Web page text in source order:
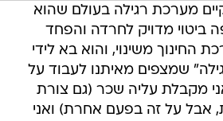
מערכת רגילה בעולם שהוא
ביטוי מדויק לחרדה והפחד
החינוך משינוי, והוא בא לידי
שמצפים מאיתנו לעבוד על
מקבלת עליה שכר (גם צורת
אבל על זה בפעם אחרת) ואני